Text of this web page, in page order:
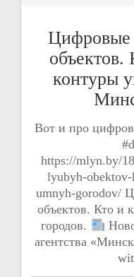
Цифровые
объектов.
контуры
Вот и про
https://mlyn.by/
lyubyh-
umnyh-gorodov/
объектов. Кто и
городов.
агентства